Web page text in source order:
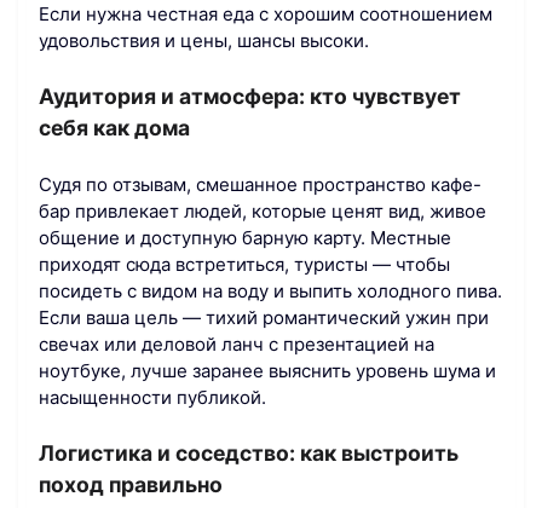
Если нужна честная еда с хорошим соотношением
удовольствия и цены, шансы высоки.
Аудитория и атмосфера: кто чувствует
себя как дома
Судя по отзывам, смешанное пространство кафе-
бар привлекает людей, которые ценят вид, живое
общение и доступную барную карту. Местные
приходят сюда встретиться, туристы — чтобы
посидеть с видом на воду и выпить холодного пива.
Если ваша цель — тихий романтический ужин при
свечах или деловой ланч с презентацией на
ноутбуке, лучше заранее выяснить уровень шума и
насыщенности публикой.
Логистика и соседство: как выстроить
поход правильно